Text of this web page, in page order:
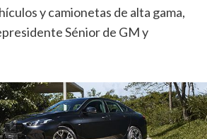
y camionetas de alta gama,
Sénior de GM y